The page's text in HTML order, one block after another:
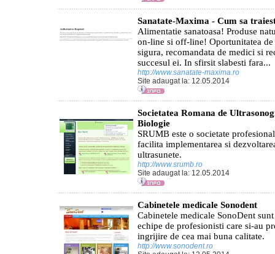
Sanatate-Maxima - Cum sa
Alimentatie sanatoasa! Produse
on-line si off-line! Oportunitatea de
sigura, recomandata de medici si
succesul ei. In sfirsit slabesti fara...
http://www.sanatate-maxima.ro
Site adaugat la: 12.05.2014
Societatea Romana de
Biologie
SRUMB este o societate
facilita implementarea si
ultrasunete.
http://www.srumb.ro
Site adaugat la: 12.05.2014
Cabinetele medicale Sonodent
Cabinetele medicale SonoDent
echipe de profesionisti care si-au
ingrijire de cea mai buna calitate.
http://www.sonodent.ro